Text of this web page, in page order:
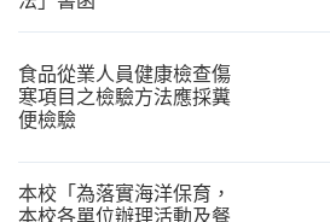
食品從業人員健康檢查傷
寒項目之檢驗方法應採糞
便檢驗
本校「為落實海洋保育，
本校各單位辦理活動及餐